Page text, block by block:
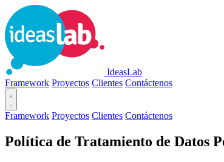
IdeasLab
Framework Proyectos Clientes Contáctenos
Framework Proyectos Clientes Contáctenos
Política de Tratamiento de Datos